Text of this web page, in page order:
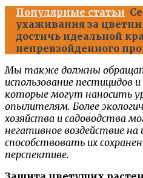
Популярные статьи
ухаживания за
достичь идеальной
непревзойденного
Мы также должны
использование пестицидов
которые могут наносить
опылителям. Более
хозяйства и садоводства
негативное воздействие
способствовать их
перспективе.